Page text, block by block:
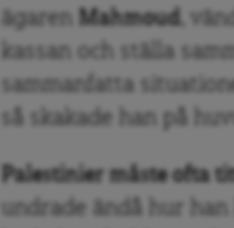
ägaren Mahmoud
,
kassan och ställa
sammanfatta
så skakade han på
Palestinier måste ofta
undrade ändå hur